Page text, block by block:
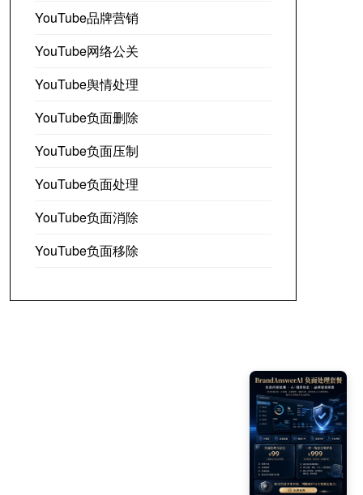
YouTube品牌营销
YouTube网络公关
YouTube舆情处理
YouTube负面删除
YouTube负面压制
YouTube负面处理
YouTube负面消除
YouTube负面移除